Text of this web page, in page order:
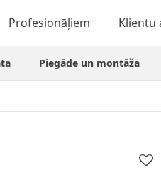
Profesionāļiem Klientu
Piegāde un montāža